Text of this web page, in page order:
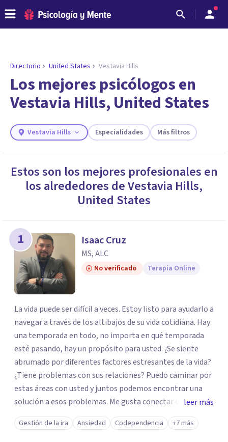
ENCONTRAR MI TERAPEUTA
¿Necesitas ayuda para encontrar el
psicólogo adecuado?
los profesionales que más se ajustan a tus
necesidades.
Responder cuestionario
Directorio United States Vestavia Hills
Los mejores psicólogos en
Vestavia Hills, United States
Vestavia Hills Especialidades Más filtros
Estos son los mejores profesionales en
los alrededores deVestavia Hills,
United States
1 Isaac Cruz
MS, ALC
No verificado Terapia Online
La vida puede ser difícil a veces. Estoy listo para ayudarlo a
navegar a través de los altibajos de su vida cotidiana. Hay
una temporada en todo, no importa en qué temporada
esté pasando, hay un propósito para usted. ¿Se siente
abrumado por diferentes factores estresantes de la vida?
¿Tiene problemas con sus relaciones? Puedo caminar por
estas áreas con usted y juntos podemos encontrar una
solución a esos problemas. Me gusta conectar con
diferentes tipos de personas y, como minoría, puedo
enfocarme en diferentes temas culturales.
leer más
Gestión de la ira Ansiedad Codependencia +7 más